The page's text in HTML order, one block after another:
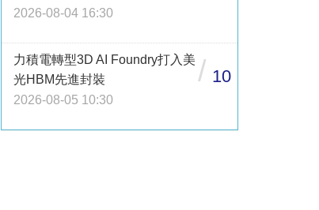
2026-08-04 16:30
力積電轉型3D AI Foundry打入美
光HBM先進封裝
2026-08-05 10:30
/ 10